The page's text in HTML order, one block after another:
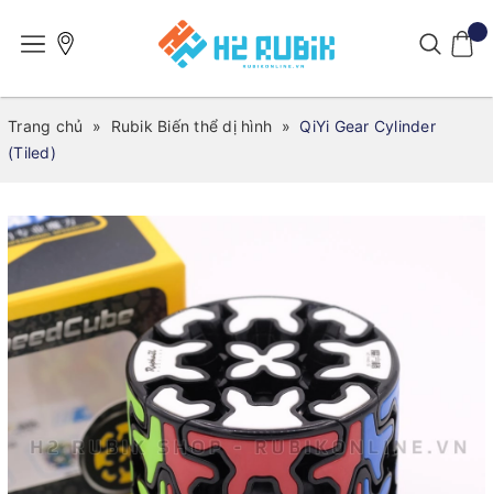
Trang chủ » Rubik Biến thể dị hình » QiYi Gear Cylinder
(Tiled)